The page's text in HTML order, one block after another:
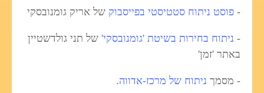
-פוסט ניתוח סטטיסטי בפייסבוק של אריק גומנובסקי
- ניתוח בחירות בשיטת 'גומנובסקי' של תני גולדשטיין
באתר 'זמן'
- מסמך ניתוח של מרכז-אדווה.